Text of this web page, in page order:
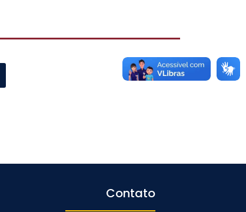
Contato